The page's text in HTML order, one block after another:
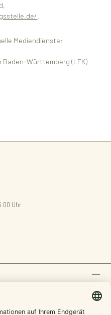
Mediendienste:
Württemberg (LFK)
Uhr